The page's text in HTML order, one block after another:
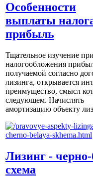
Особенности
выплаты
прибыль
Тщательное изучение
налогообложения
получаемой согласно
лизинга, открывается
преимущество, смысл
следующем. Начислять
амортизацию объекту
Лизинг - черно-
схема